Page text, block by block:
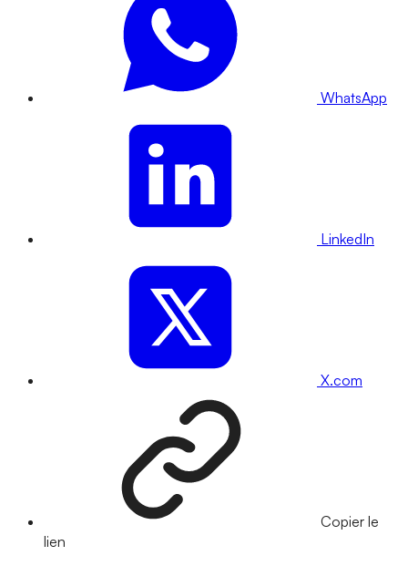
WhatsApp
LinkedIn
X.com
Copier le
lien